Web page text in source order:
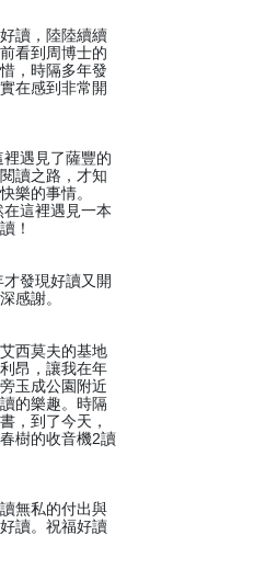
讀，陸陸續續
看到周博士的
，時隔多年發
在感到非常開
遇見了薩豐的
讀之路，才知
樂的事情。
這裡遇見一本
！
發現好讀又開
感謝。
西莫夫的基地
昂，讓我在年
玉成公園附近
的樂趣。時隔
，到了今天，
樹的收音機2讀
無私的付出與
讀。祝福好讀